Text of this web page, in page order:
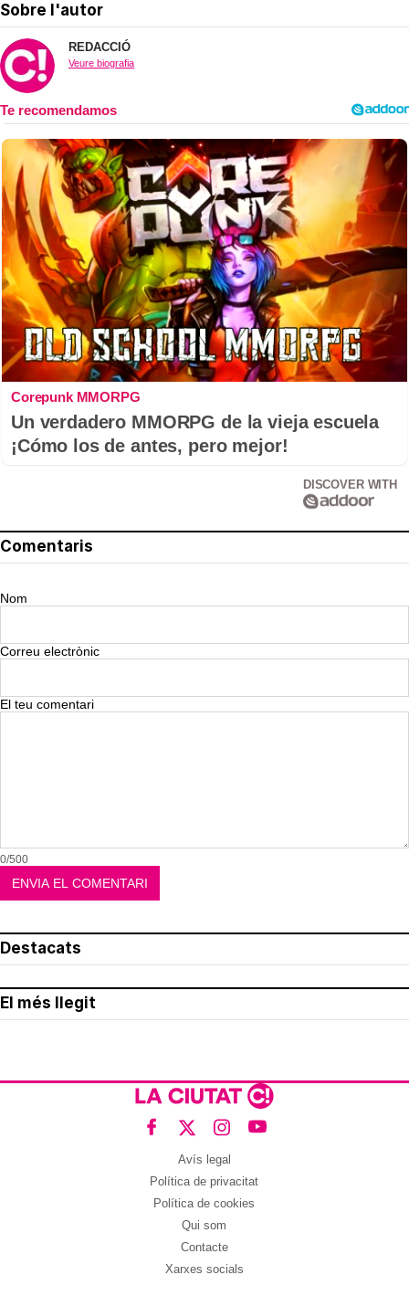
Sobre l'autor
REDACCIÓ
Veure biografia
Corepunk MMORPG
Un verdadero MMORPG de la vieja escuela
¡Cómo los de antes, pero mejor!
DISCOVER WITH
Comentaris
Nom
Correu electrònic
El teu comentari
0/500
Destacats
El més llegit
Avís legal
Política de privacitat
Política de cookies
Qui som
Contacte
Xarxes socials